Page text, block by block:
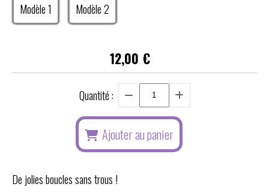
Modèle 1 Modèle 2
12,00 €
Quantité :
Ajouter au panier
De jolies boucles sans trous !